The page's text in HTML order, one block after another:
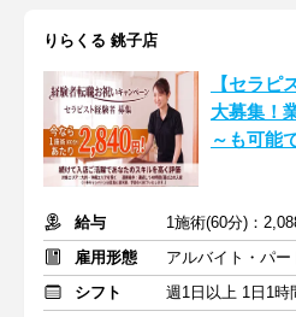
りらくる 銚子店
【セラピ
大募集！
～も可能
給与
1施術(60分)：
雇用形態
アルバイト・パー
シフト
週1日以上 1日1時